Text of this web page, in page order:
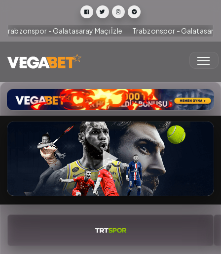
Trabzonspor - Galatasaray Maçı İzle Trabzonspor - Galatasaray